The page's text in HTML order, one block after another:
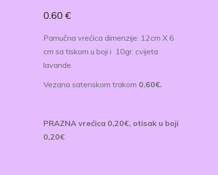
0.60 €
​Pamučna vrećica dimenzije: 12​cm X 6​
cm sa tiskom u boji i 10gr. cvijeta
lavande.
Vezana satenskom trakom 0.60€.
​​PRAZNA vrećica 0,20€, otisak u boji
0,20€